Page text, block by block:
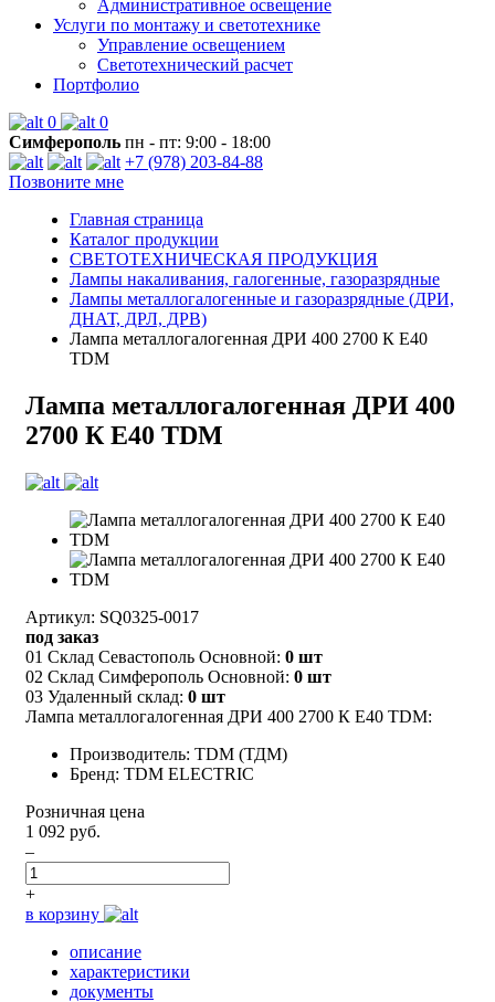
Административное освещение
Услуги по монтажу и светотехнике
Управление освещением
Светотехнический расчет
Портфолио
0
0
Симферополь пн - пт: 9:00 - 18:00
+7 (978) 203-84-88
Позвоните мне
Главная страница
Каталог продукции
СВЕТОТЕХНИЧЕСКАЯ ПРОДУКЦИЯ
Лампы накаливания, галогенные, газоразрядные
Лампы металлогалогенные и газоразрядные (ДРИ,
ДНАТ, ДРЛ, ДРВ)
Лампа металлогалогенная ДРИ 400 2700 К Е40
TDM
Лампа металлогалогенная ДРИ 400
2700 К Е40 TDM
Артикул: SQ0325-0017
под заказ
01 Склад Севастополь Основной: 0 шт
02 Склад Симферополь Основной: 0 шт
03 Удаленный склад: 0 шт
Лампа металлогалогенная ДРИ 400 2700 К Е40 TDM:
Производитель: TDM (ТДМ)
Бренд: TDM ELECTRIC
Розничная цена
1 092 руб.
–
+
в корзину
описание
характеристики
документы